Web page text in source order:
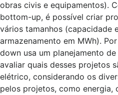
obras civis e equipamentos).
bottom-up, é possível criar
vários tamanhos (capacidade
armazenamento em MWh).
down usa um planejamento
avaliar quais desses projetos
elétrico, considerando os
pelos projetos, como energia,